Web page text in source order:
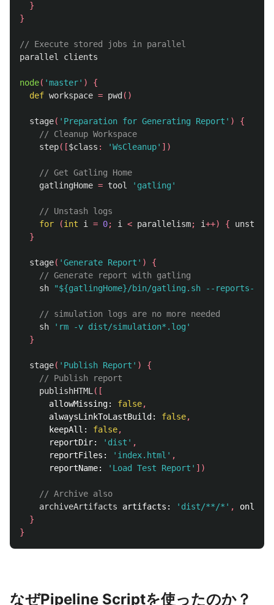
}
}
// Execute stored jobs in parallel
parallel
clients
node( 'master' )
{
def workspace = pwd ()
stage( 'Preparation for Generating Report' )
{
// Cleanup Workspace
step([$class : 'WsCleanup' ])
// Get Gatling Home
gatlingHome = tool 'gatling'
// Unstash logs
for
(int i = 0; i < parallelism; i++) {
unstash
}
stage( 'Generate Report' )
{
// Generate report with gatling
sh
"${gatlingHome}/bin/gatling.sh --reports-
// simulation logs are no more needed
sh
'rm -v dist/simulation*.log'
}
stage( 'Publish Report' )
{
// Publish report
publishHTML ([
allowMissing:
false,
alwaysLinkToLastBuild:
false,
keepAll:
false,
reportDir:
'dist' ,
reportFiles:
'index.html' ,
reportName:
'Load Test Report' ])
// Archive also
archiveArtifacts
artifacts: 'dist/**/*' ,
}
}
なぜPipeline Scriptを使ったのか？